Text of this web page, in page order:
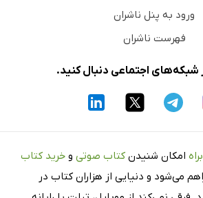
ورود به پنل ناشران
فهرست ناشران
شبکه‌های اجتماعی دنبال کنید.
امکان شنیدن کتاب صوتی و خرید کتاب
می‌شود و دنیایی از هزاران کتاب در